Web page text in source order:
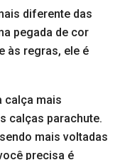
diferente das
pegada de cor
às regras, ele é
calça mais
calças parachute.
mais voltadas
precisa é